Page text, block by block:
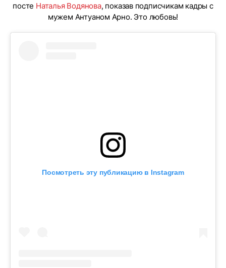
посте Наталья Водянова, показав подписчикам кадры с
мужем Антуаном Арно. Это любовь!
Посмотреть эту публикацию в Instagram